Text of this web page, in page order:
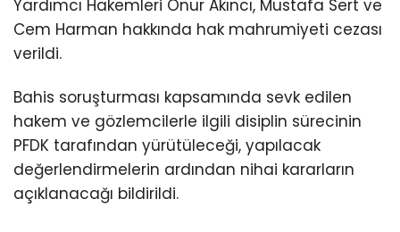
Yardımcı Hakemleri Onur Akıncı, Mustafa Sert ve
Cem Harman hakkında hak mahrumiyeti cezası
verildi.
Bahis soruşturması kapsamında sevk edilen
hakem ve gözlemcilerle ilgili disiplin sürecinin
PFDK tarafından yürütüleceği, yapılacak
değerlendirmelerin ardından nihai kararların
açıklanacağı bildirildi.